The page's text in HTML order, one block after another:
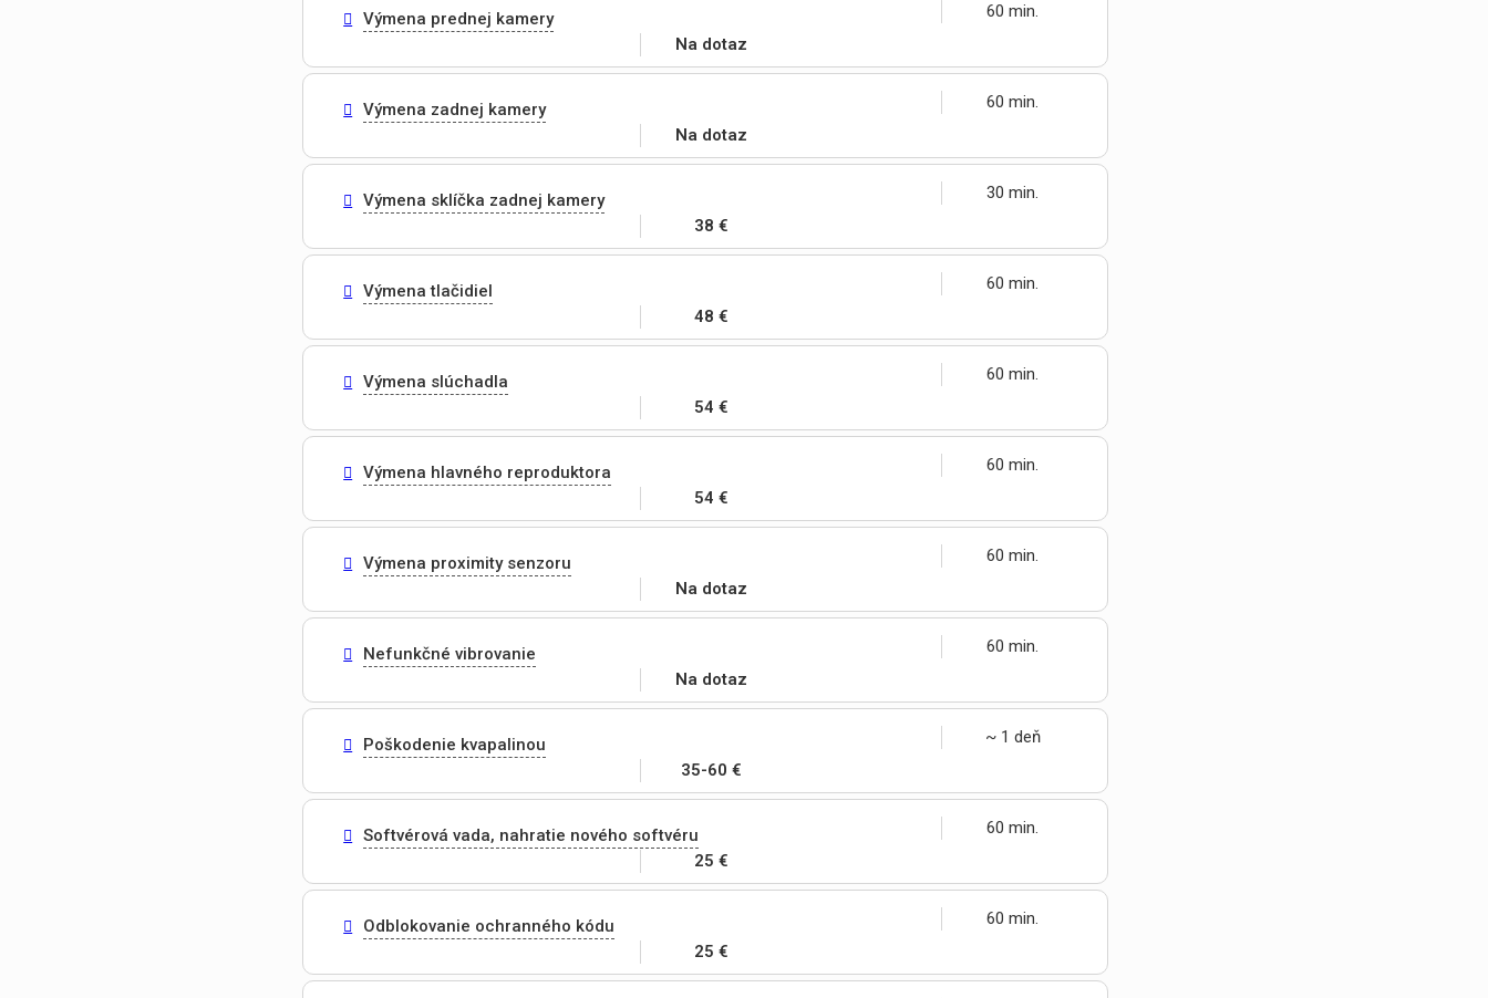
Výmena prednej kamery
60 min.
Na dotaz
Výmena zadnej kamery
60 min.
Na dotaz
Výmena sklíčka zadnej kamery
30 min.
38 €
Výmena tlačidiel
60 min.
48 €
Výmena slúchadla
60 min.
54 €
Výmena hlavného reproduktora
60 min.
54 €
Výmena proximity senzoru
60 min.
Na dotaz
Nefunkčné vibrovanie
60 min.
Na dotaz
Poškodenie kvapalinou
~ 1 deň
35-60 €
Softvérová vada, nahratie nového softvéru
60 min.
25 €
Odblokovanie ochranného kódu
60 min.
25 €